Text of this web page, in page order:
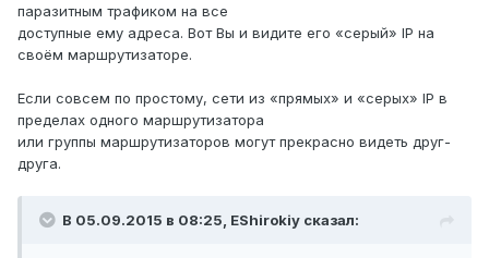
паразитным трафиком на все
доступные ему адреса. Вот Вы и видите его «серый» IP на
своём маршрутизаторе.
Если совсем по простому, сети из «прямых» и «серых» IP в
пределах одного маршрутизатора
или группы маршрутизаторов могут прекрасно видеть друг-
друга.
В 05.09.2015 в 08:25, EShirokiy сказал: